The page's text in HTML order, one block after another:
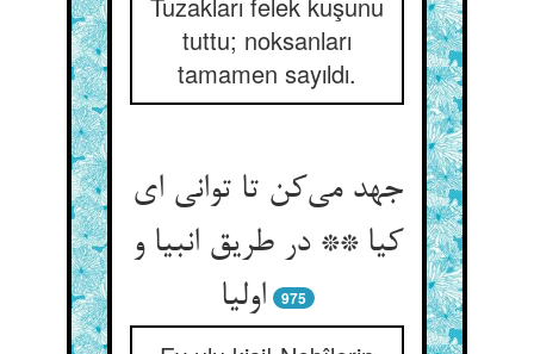
tuttu; noksanları
tamamen sayıldı.
جهد می‌‌کن تا توانی ای
کیا ** در طریق انبیا و
اولیا
975